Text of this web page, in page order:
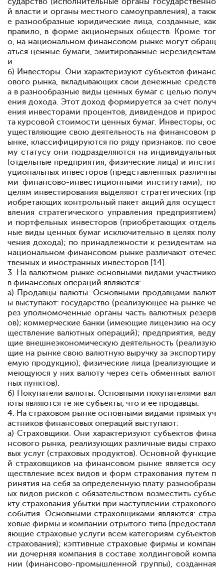
й власти и органы местного самоуправления), а такж
е разнообразные юридические лица, созданные, как
правило, в форме акционерных обществ. Кроме тог
о, на национальном финансовом рынке могут обращ
аться ценные бумаги, эмитированные нерезидентам
и.
б) Инвесторы. Они характеризуют субъектов финанс
ового рынка, вкладывающих свои денежные средств
а в разнообразные виды ценных бумаг с целью получ
ения дохода. Этот доход формируется за счет получ
ения инвесторами процентов, дивидендов и прирос
та курсовой стоимости ценных бумаг. Инвесторы, ос
уществляющие свою деятельность на финансовом р
ынке, классифицируются по ряду признаков: по свое
му статусу они подразделяются на индивидуальных
(отдельные предприятия, физические лица) и инстит
уциональных инвесторов (представленных различны
ми финансово-инвестиционными институтами); по
целям инвестирования выделяют стратегических (пр
иобретающих контрольный пакет акций для осущест
вления стратегического управления предприятием)
и портфельных инвесторов (приобретающих отдель
ные виды ценных бумаг исключительно в целях полу
чения дохода); по принадлежности к резидентам на
национальном финансовом рынке различают отечес
твенных и иностранных инвесторов [14].
3. На валютном рынке основными видами участнико
в финансовых операций являются:
а) Продавцы валюты. Основными продавцами валют
ы выступают: государство (реализующее на рынке че
рез уполномоченные органы часть валютных резерв
ов); коммерческие банки (имеющие лицензию на осу
ществление валютных операций); предприятия, веду
щие внешнеэкономическую деятельность (реализую
щие на рынке свою валютную выручку за экспортиру
емую продукцию); физические лица (реализующие и
меющуюся у них валюту через сеть обменных валют
ных пунктов).
б) Покупатели валюты. Основными покупателями вал
юты являются те же субъекты, что и ее продавцы.
4. На страховом рынке основными видами прямых уч
астников финансовых операций выступают:
а) Страховщики. Они характеризуют субъектов фина
нсового рынка, реализующих различные виды страхо
вых услуг (страховых продуктов). Основной функцие
й страховщиков на финансовом рынке является осу
ществление всех видов и форм страхования путем п
ринятия на себя за определенную плату разнообразн
ых видов рисков с обязательством возместить субъе
кту страхования убытки при наступлении страхового
события. Основными страховщиками являются: стра
ховые фирмы и компании отрытого типа (предоставл
яющие страховые услуги всем категориям субъектов
страхования); кэптивные страховые фирмы и компан
ии дочерняя компания в составе холдинговой компа
нии (финансово-промышленной группы), созданная